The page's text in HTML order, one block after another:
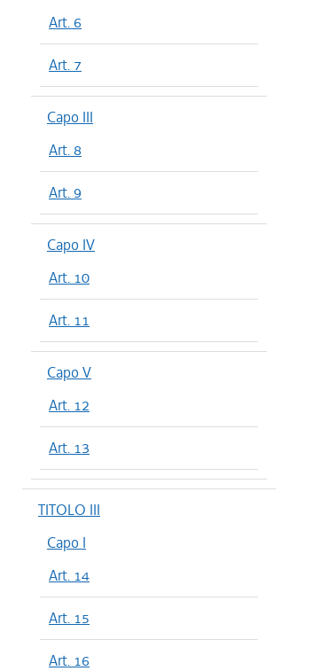
Art. 6
Art. 7
Capo III
Art. 8
Art. 9
Capo IV
Art. 10
Art. 11
Capo V
Art. 12
Art. 13
TITOLO III
Capo I
Art. 14
Art. 15
Art. 16